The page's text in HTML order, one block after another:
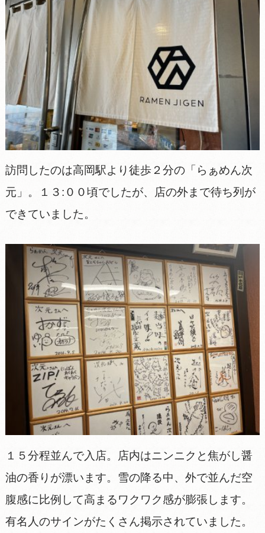
訪問したのは高岡駅より徒歩２分の「らぁめん次
元」。１３:００頃でしたが、店の外まで待ち列が
できていました。
１５分程並んで入店。店内はニンニクと焦がし醤
油の香りが漂います。雪の降る中、外で並んだ空
腹感に比例して高まるワクワク感が膨張します。
有名人のサインがたくさん掲示されていました。